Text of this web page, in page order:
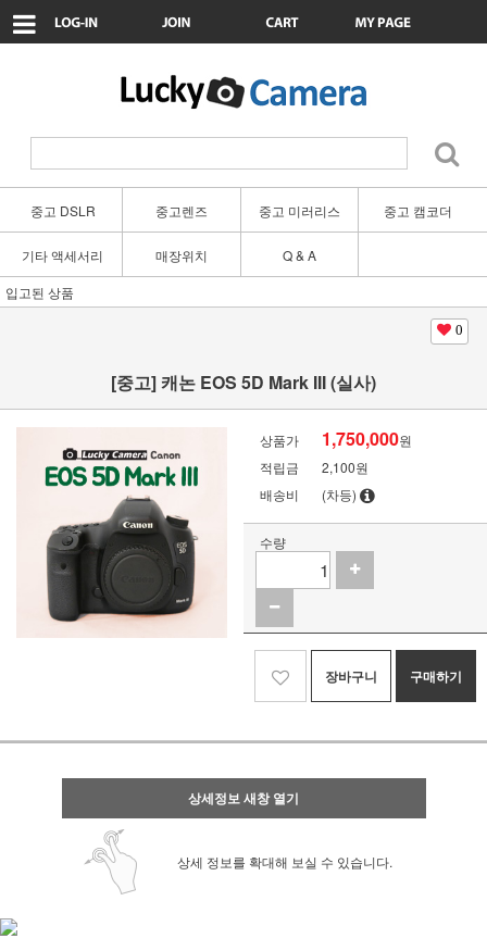
중고 DSLR 중고렌즈 중고 미러리스 중고 캠코더
기타 액세서리 매장위치
Q & A
입고된 상품
0
[중고] 캐논 EOS 5D Mark III (실사)
상품가 1,750,000원
적립금
2,100원
배송비
(차등)
수량
장바구니 구매하기
상세정보 새창 열기
상세 정보를 확대해 보실 수 있습니다.